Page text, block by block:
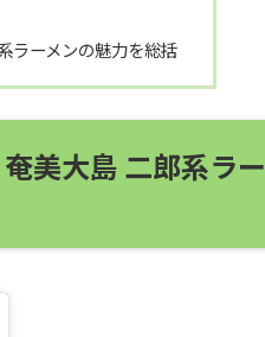
ラーメンの魅力を総括
美大島 二郎系ラー